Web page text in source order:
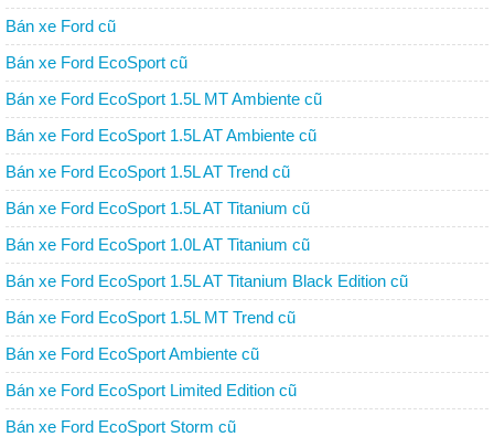
Bán xe Ford cũ
Bán xe Ford EcoSport cũ
Bán xe Ford EcoSport 1.5L MT Ambiente cũ
Bán xe Ford EcoSport 1.5L AT Ambiente cũ
Bán xe Ford EcoSport 1.5L AT Trend cũ
Bán xe Ford EcoSport 1.5L AT Titanium cũ
Bán xe Ford EcoSport 1.0L AT Titanium cũ
Bán xe Ford EcoSport 1.5L AT Titanium Black Edition cũ
Bán xe Ford EcoSport 1.5L MT Trend cũ
Bán xe Ford EcoSport Ambiente cũ
Bán xe Ford EcoSport Limited Edition cũ
Bán xe Ford EcoSport Storm cũ